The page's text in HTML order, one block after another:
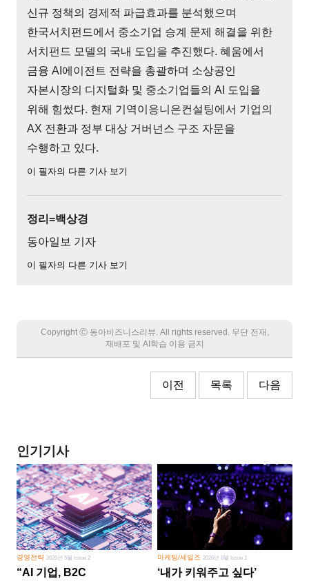
신규 정책의 경제적 파급효과를 분석했으며
한국서치펀드에서 중소기업 승계 문제 해결을 위한
서치펀드 모델의 국내 도입을 추진했다. 혜움에서
금융 AI에이전트 전략을 총괄하며 소상공인
자본시장의 디지털화 및 중소기업들의 AI 도입을
위해 힘썼다. 현재 기역이응니은컨설팅에서 기업의
AX 전환과 정부 대상 거버넌스 구조 자문을
수행하고 있다.
이 필자의 다른 기사 보기
정리=백상경
동아일보 기자
이 필자의 다른 기사 보기
Copyright Ⓒ 동아비즈니스리뷰. All rights reserved. 무단 전재,
재배포 및 AI학습 이용 금지
이전 목록 다음
인기기사
경영전략 2026년 5월 Issue 2
“AI 기업, B2C
마케팅/세일즈 2026년 8월 Issue 1
‘내가 키워주고 싶다’